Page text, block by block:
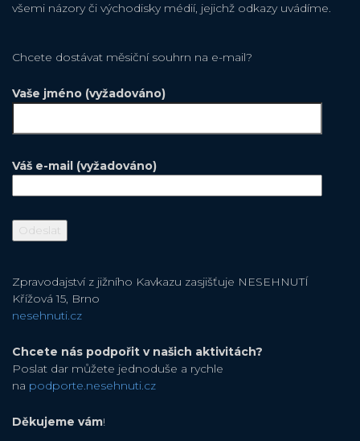
všemi názory či východisky médií, jejichž odkazy uvádíme.
Chcete dostávat měsiční souhrn na e-mail?
Vaše jméno (vyžadováno)
Váš e-mail (vyžadováno)
Zpravodajství z jižního Kavkazu zasjišťuje NESEHNUTÍ
Křížová 15, Brno
nesehnuti.cz
Chcete nás podpořit v našich aktivitách?
Poslat dar můžete jednoduše a rychle
na podporte.nesehnuti.cz
Děkujeme vám!